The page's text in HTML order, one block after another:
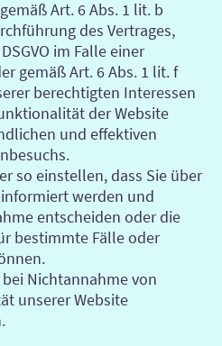
Art. 6 Abs. 1 lit. b
des Vertrages,
im Falle einer
gemäß Art. 6 Abs. 1 lit. f
berechtigten Interessen
der Website
und effektiven
so einstellen, dass Sie über
werden und
entscheiden oder die
bestimmte Fälle oder
Nichtannahme von
unserer Website